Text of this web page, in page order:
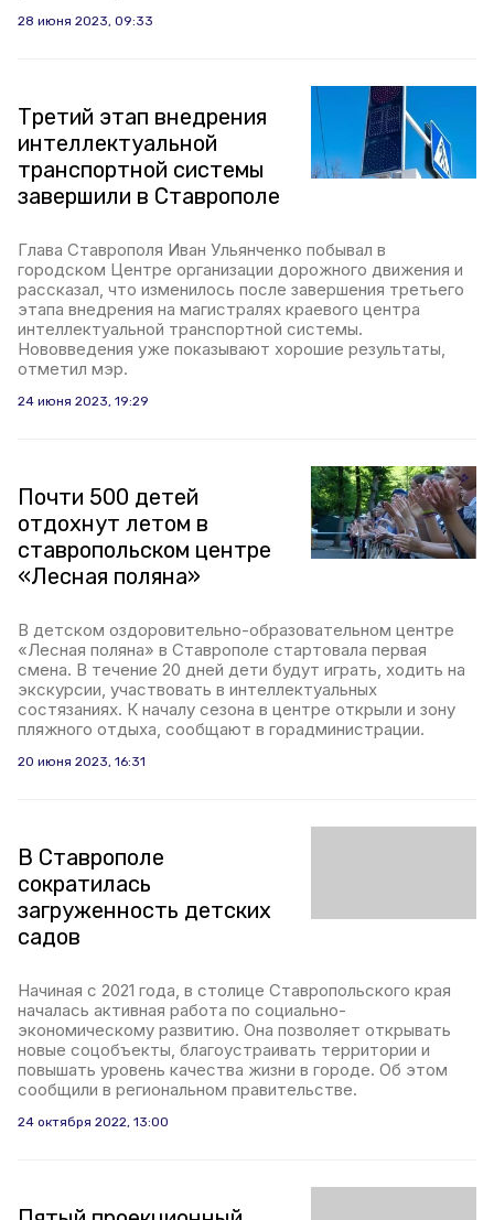
28 июня 2023, 09:33
Третий этап внедрения
интеллектуальной
транспортной системы
завершили в Ставрополе
Глава Ставрополя Иван Ульянченко побывал в
городском Центре организации дорожного движения и
рассказал, что изменилось после завершения третьего
этапа внедрения на магистралях краевого центра
интеллектуальной транспортной системы.
Нововведения уже показывают хорошие результаты,
отметил мэр.
24 июня 2023, 19:29
Почти 500 детей
отдохнут летом в
ставропольском центре
«Лесная поляна»
В детском оздоровительно-образовательном центре
«Лесная поляна» в Ставрополе стартовала первая
смена. В течение 20 дней дети будут играть, ходить на
экскурсии, участвовать в интеллектуальных
состязаниях. К началу сезона в центре открыли и зону
пляжного отдыха, сообщают в горадминистрации.
20 июня 2023, 16:31
В Ставрополе
сократилась
загруженность детских
садов
Начиная с 2021 года, в столице Ставропольского края
началась активная работа по социально-
экономическому развитию. Она позволяет открывать
новые соцобъекты, благоустраивать территории и
повышать уровень качества жизни в городе. Об этом
сообщили в региональном правительстве.
24 октября 2022, 13:00